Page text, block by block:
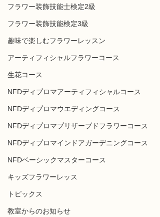
フラワー装飾技能士検定2級
フラワー装飾技能検定3級
趣味で楽しむフラワーレッスン
アーティフィシャルフラワーコース
生花コース
NFDディプロマアーティフィシャルコース
NFDディプロマウエディングコース
NFDディプロマプリザーブドフラワーコース
NFDディプロマインドアガーデニングコース
NFDベーシックマスターコース
キッズフラワーレッス
トピックス
教室からのお知らせ